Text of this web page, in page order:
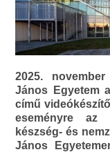
2025.
János Egyetem
című
eseményre az
készség- és
János